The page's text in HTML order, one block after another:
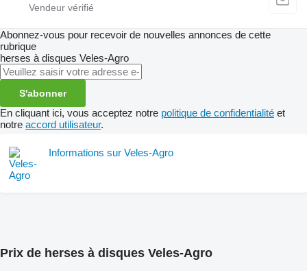
Abonnez-vous pour recevoir de nouvelles annonces de cette
rubrique
herses à disques Veles-Agro
S'abonner
En cliquant ici, vous acceptez notre politique de confidentialité et
notre accord utilisateur.
Informations sur Veles-Agro
Prix de herses à disques Veles-Agro